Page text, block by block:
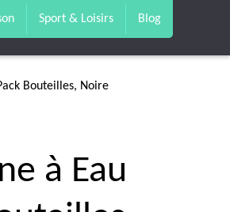
Sport & Loisirs Blog
Bouteilles, Noire
à Eau